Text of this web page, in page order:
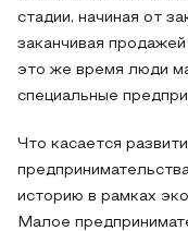
стадии, начиная от
заканчивая
это же время люди
специальные
Что касается
историю в рамках
Малое